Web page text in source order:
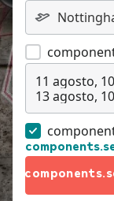
11 agosto,
13 agosto,